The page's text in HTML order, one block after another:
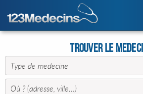
Trouver le